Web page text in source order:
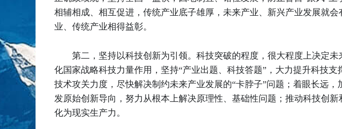
相辅相成、相互促进，传统产业底子雄厚，未来产业、新兴产业发展就
业、传统产业相得益彰。
第二，坚持以科技创新为引领。科技突破的程度，很大程度上决定
化国家战略科技力量作用，坚持“产业出题、科技答题”，大力提升科技
技术攻关力度，尽快解决制约未来产业发展的“卡脖子”问题；着眼长远
发原始创新导向，努力从根本上解决原理性、基础性问题；推动科技创
化为现实生产力。